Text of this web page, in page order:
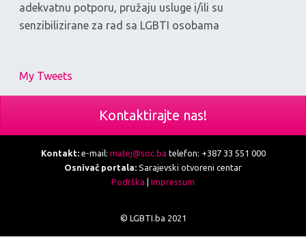
adekvatnu potporu, pružaju usluge i/ili su
senzibilizirane za rad sa LGBTI osobama
My Tweets
Kontaktirajte nas!
Kontakt:e-mail: matej@soc.ba telefon: +387 33 551 000
Osnivač portala: Sarajevski otvoreni centar
Podrška | Impressum
© LGBTI.ba 2021